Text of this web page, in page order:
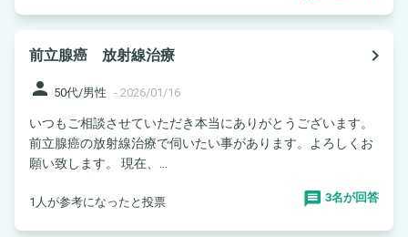
前立腺癌 放射線治療
navigate_next
person 50代/男性 - 2026/01/16
いつもご相談させていただき本当にありがとうございます。
前立腺癌の放射線治療で伺いたい事があります。よろしくお
願い致します。 現在、...
1人が参考になったと投票 3名が回答